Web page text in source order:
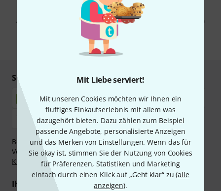
Mit Liebe serviert!
Mit unseren Cookies möchten wir Ihnen ein
fluffiges Einkaufserlebnis mit allem was
dazugehört bieten. Dazu zählen zum Beispiel
passende Angebote, personalisierte Anzeigen
und das Merken von Einstellungen. Wenn das für
Sie okay ist, stimmen Sie der Nutzung von Cookies
für Präferenzen, Statistiken und Marketing
einfach durch einen Klick auf „Geht klar“ zu (alle
anzeigen).
Mit Klick auf „Jetzt anmelden“ stimmen Sie dem Erhalt von E-Mail-
Werbung und einer Messung des E-Mail-Nutzungsverhaltens zu. Die
Abmeldung ist jederzeit möglich. Weitere Informationen finden Sie in
Datenschutzhinweisen
* Pflichtfeld
Sicher einkaufen & bezahlen
Bezahlen Sie vertraulich und sicher per Nachnahme,
Vorkasse, PayPal, Amazon Pay,Klarna Sofort bezahlen,
Klarna Ratenzahlungoder Kreditkarte.
Ihre Vorteile